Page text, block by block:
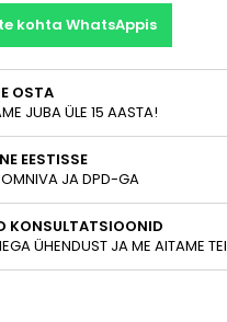
kohta WhatsAppis
OSTA
JUBA ÜLE 15 AASTA!
EESTISSE
JA DPD-GA
KONSULTATSIOONID
ÜHENDUST JA ME AITAME